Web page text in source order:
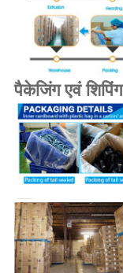
पैकेजिंग एवं शिपिंग